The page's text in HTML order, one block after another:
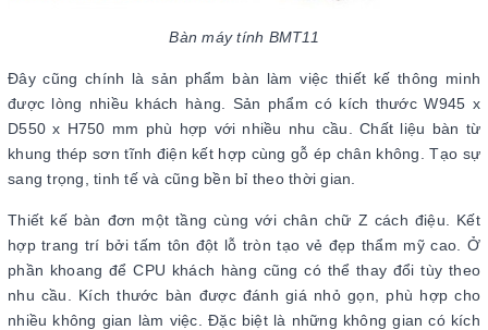
Bàn máy tính BMT11
Đây cũng chính là sản phẩm bàn làm việc thiết kế thông minh
được lòng nhiều khách hàng. Sản phẩm có kích thước W945 x
D550 x H750 mm phù hợp với nhiều nhu cầu. Chất liệu bàn từ
khung thép sơn tĩnh điện kết hợp cùng gỗ ép chân không. Tạo sự
sang trọng, tinh tế và cũng bền bỉ theo thời gian.
Thiết kế bàn đơn một tầng cùng với chân chữ Z cách điệu. Kết
hợp trang trí bởi tấm tôn đột lỗ tròn tạo vẻ đẹp thẩm mỹ cao. Ở
phần khoang để CPU khách hàng cũng có thể thay đổi tùy theo
nhu cầu. Kích thước bàn được đánh giá nhỏ gọn, phù hợp cho
nhiều không gian làm việc. Đặc biệt là những không gian có kích